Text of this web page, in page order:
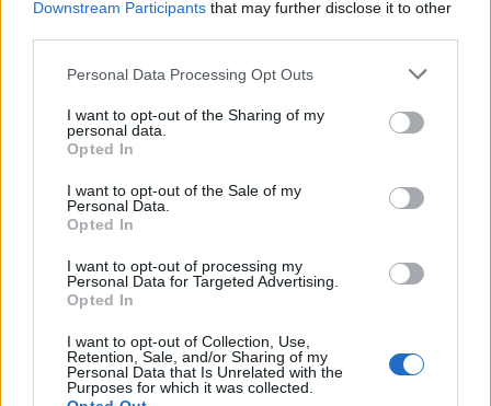
Downstream Participants that may further disclose it to other
Personal Data Processing Opt Outs
I want to opt-out of the Sharing of my
personal data.
Opted In
I want to opt-out of the Sale of my
Personal Data.
Opted In
I want to opt-out of processing my
Personal Data for Targeted Advertising.
Opted In
I want to opt-out of Collection, Use,
Retention, Sale, and/or Sharing of my
Personal Data that Is Unrelated with the
Purposes for which it was collected.
04/04/2009
I Consorzi Fidi dovranno essere
unitari in tutte le regioni.
Sandro Bondi I condottieri
politici del futuro, scriveva Edith
Stein, dovranno avere una forte
02/01/2007